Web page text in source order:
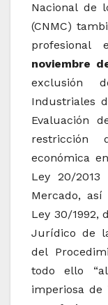
Nacional de
(CNMC)
profesional
noviembre
exclusión
Industriales
Evaluación
económica
Ley 20/
Mercado,
Ley 30/1992,
Jurídico de
del
todo ello
imperiosa de